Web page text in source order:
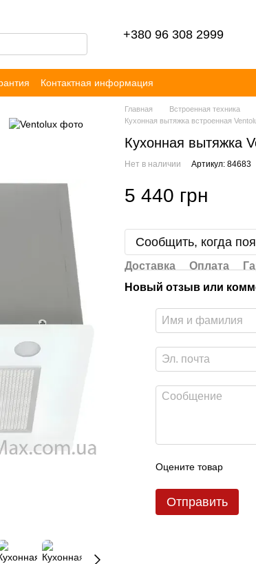
+380 96 308 2999
Контактная информация
оферты Блог Отзывы
Главная Встроенная техника
Кухонная вытяжка встроенная
Кухонная вытяжка
Нет в наличии Артикул: 84683
5 440 грн
Сообщить, когда
Доставка Оплата
Новый отзыв или
Оцените товар
Отправить